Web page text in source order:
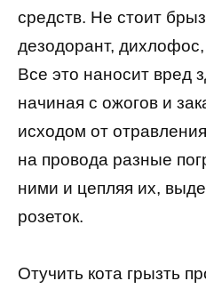
средств. Не стоит
дезодорант,
Все это наносит вред
начиная с ожогов и
исходом от
на провода разные
ними и цепляя их,
розеток.
Отучить кота грызть